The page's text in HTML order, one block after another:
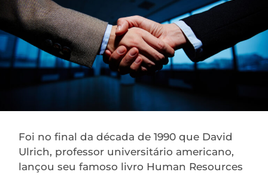
Foi no final da década de 1990 que David
Ulrich, professor universitário americano,
lançou seu famoso livro Human Resources